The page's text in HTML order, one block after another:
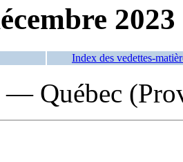
2023
Index des vedettes-
— Québec